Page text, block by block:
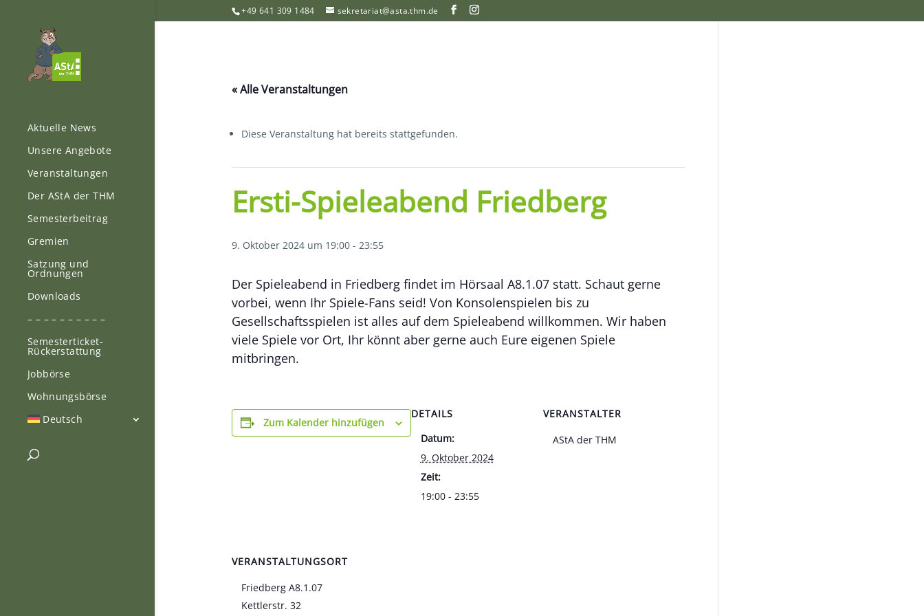
+49 641 309 1484 sekretariat@asta.thm.de
Aktuelle News
Unsere Angebote
Veranstaltungen
Der AStA der THM
Semesterbeitrag
Gremien
Satzung und
Ordnungen
Downloads
– – – – – – – – – –
Semesterticket-
Rückerstattung
Jobbörse
Wohnungsbörse
Deutsch
« Alle Veranstaltungen
Diese Veranstaltung hat bereits stattgefunden.
Ersti-Spieleabend Friedberg
9. Oktober 2024 um 19:00- 23:55
Der Spieleabend in Friedberg findet im Hörsaal A8.1.07 statt. Schaut gerne
vorbei, wenn Ihr Spiele-Fans seid! Von Konsolenspielen bis zu
Gesellschaftsspielen ist alles auf dem Spieleabend willkommen. Wir haben
viele Spiele vor Ort, Ihr könnt aber gerne auch Eure eigenen Spiele
mitbringen.
Zum Kalender hinzufügen
DETAILS
Datum:
9. Oktober 2024
Zeit:
19:00 - 23:55
VERANSTALTER
AStA der THM
VERANSTALTUNGSORT
Friedberg A8.1.07
Kettlerstr. 32